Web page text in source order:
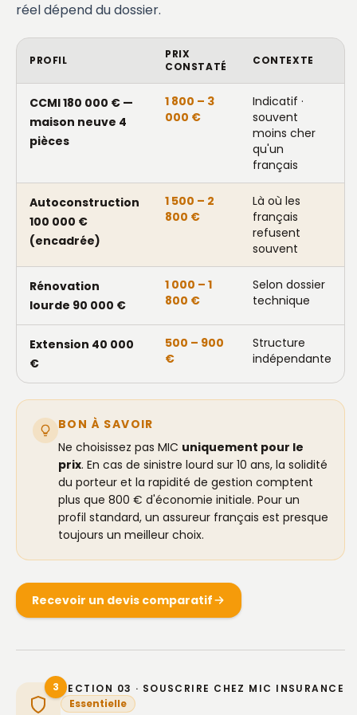
réel dépend du dossier.
PROFIL
PRIX
CONSTATÉ
CONTEXTE
CCMI 180 000 € —
maison neuve 4
pièces
1 800 – 3
000 €
Indicatif ·
souvent
moins cher
qu'un
français
Autoconstruction
100 000 €
(encadrée)
1 500 – 2
800 €
Là où les
français
refusent
souvent
Rénovation
lourde 90 000 €
1 000 – 1
800 €
Selon dossier
technique
Extension 40 000
€
500 – 900
€
Structure
indépendante
BON À SAVOIR
Ne choisissez pas MIC uniquement pour le
prix. En cas de sinistre lourd sur 10 ans, la solidité
du porteur et la rapidité de gestion comptent
plus que 800 € d'économie initiale. Pour un
profil standard, un assureur français est presque
toujours un meilleur choix.
Recevoir un devis comparatif
3 SECTION 03 · SOUSCRIRE CHEZ MIC INSURANCE
Essentielle